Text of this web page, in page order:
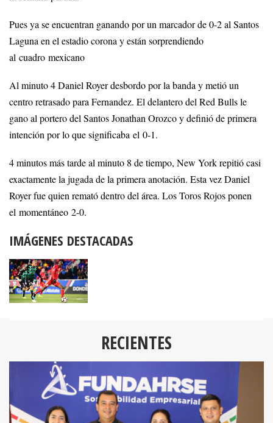
Pues ya se encuentran ganando por un marcador de 0-2 al Santos
Laguna en el estadio corona y están sorprendiendo
al cuadro mexicano
Al minuto 4 Daniel Royer desbordo por la banda y metió un
centro retrasado para Fernandez. El delantero del Red Bulls le
gano al portero del Santos Jonathan Orozco y definió de primera
intención por lo que significaba el 0-1.
4 minutos más tarde al minuto 8 de tiempo, New York repitió casi
exactamente la jugada de la primera anotación. Esta vez Daniel
Royer fue quien remató dentro del área. Los Toros Rojos ponen
el momentáneo 2-0.
IMÁGENES DESTACADAS
RECIENTES